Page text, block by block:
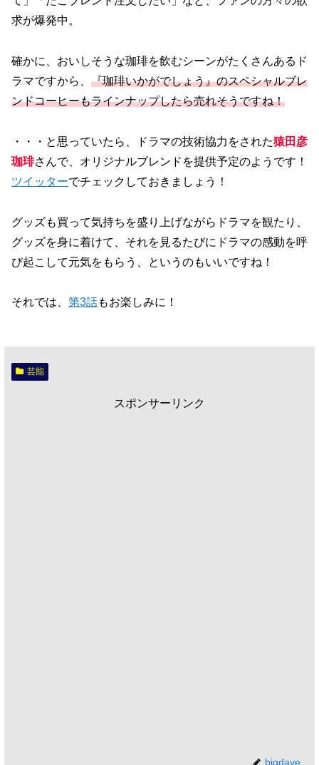
求が爆発中。
確かに、おいしそうな珈琲を飲むシーンがたくさんあるド
ラマですから、 『珈琲いかがでしょう』のスペシャルブレ
ンドコーヒーもラインナップしたら売れそうですね！
・・・と思っていたら、ドラマの技術協力をされた猿田彦
珈琲さんで、オリジナルブレンドを提供予定のようです！
ツイッターでチェックしておきましょう！
グッズも買って気持ちを盛り上げながらドラマを観たり、
グッズを身に着けて、それを見るたびにドラマの感動を呼
び起こして元気をもらう、というのもいいですね！
それでは、 第3話もお楽しみに！
芸能
スポンサーリンク
bigdave